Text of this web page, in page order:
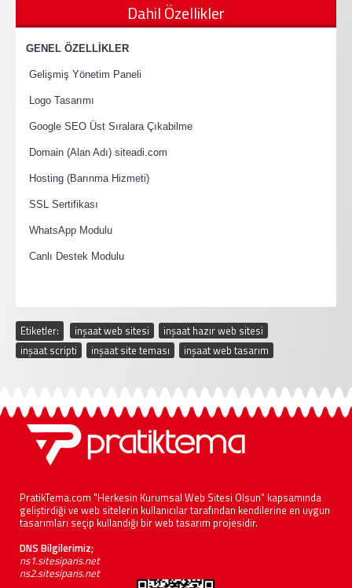
Dahil Özellikler
GENEL ÖZELLİKLER
Gelişmiş Yönetim Paneli
Logo Tasarımı
Google SEO Üst Sıralara Çıkabilme
Domain (Alan Adı) siteadi.com
Hosting (Barınma Hizmeti)
SSL Sertifikası
WhatsApp Modulu
Canlı Destek Modulu
Etiketler: inşaat web sitesi inşaat hazır web sitesi
inşaat scripti
inşaat site teması inşaat web tasarım
PratikTema.com "Herkesin Kurumsal Web Sitesi Olsun" kapsamında
geliştirdiği ve web sitelerin kullanıcılar tarafından kendilerine en uygun
tasarımları seçip kullandığı bir web tasarım projesidir.
DNS Bilgilerimiz;
ns1.sitesiparis.net
ns2.sitesiparis.net